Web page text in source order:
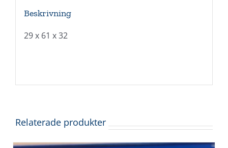
Beskrivning
29 x 61 x 32
Relaterade produkter